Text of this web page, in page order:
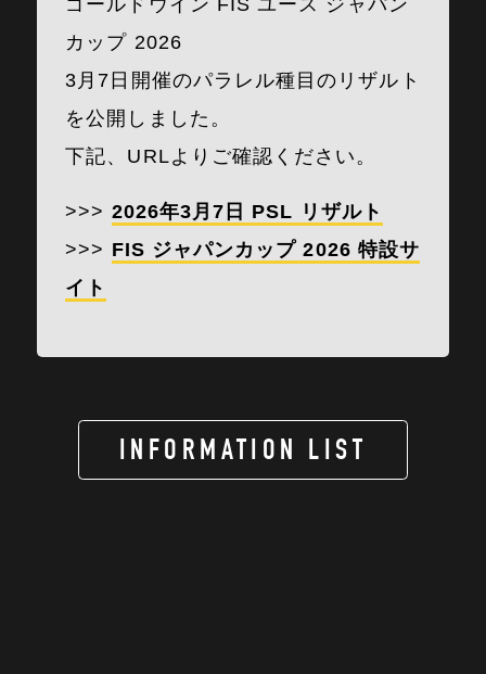
ゴールドウイン FIS ユース ジャパン
カップ 2026
3月7日開催のパラレル種目のリザルト
を公開しました。
下記、URLよりご確認ください。
>>> 2026年3月7日 PSL リザルト
>>> FIS ジャパンカップ 2026 特設サ
イト
INFORMATION LIST